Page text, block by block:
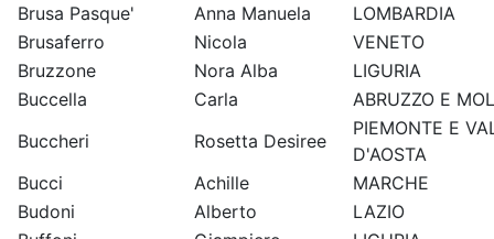
Brusa Pasque'
Anna Manuela
LOMBARDIA
Brusaferro
Nicola
VENETO
Bruzzone
Nora Alba
LIGURIA
Buccella
Carla
ABRUZZO E
Buccheri
Rosetta Desiree
PIEMONTE E
D'AOSTA
Bucci
Achille
MARCHE
Budoni
Alberto
LAZIO